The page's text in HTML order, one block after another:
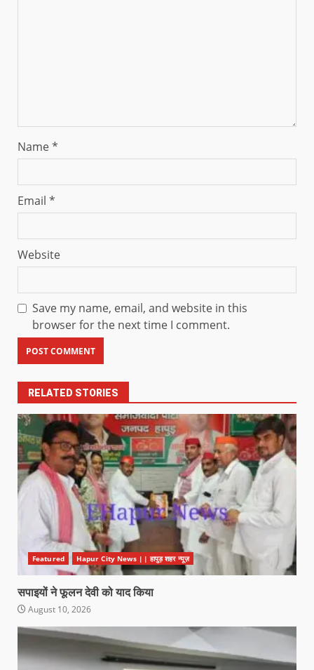
Name*
Email *
Website
Save my name, email, and website in this
browser for the next time I comment.
RELATED STORIES
Featured Hapur City News || हापुड़ शहर न्यूज़
सपाइयों ने फूलन देवी को याद किया
August 10, 2026